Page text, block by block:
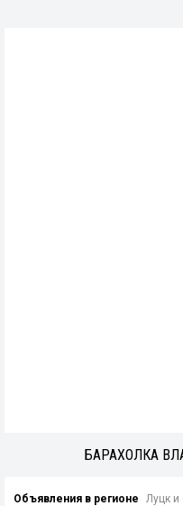
БАРАХОЛКА
Объявления в регионе
Луцк и